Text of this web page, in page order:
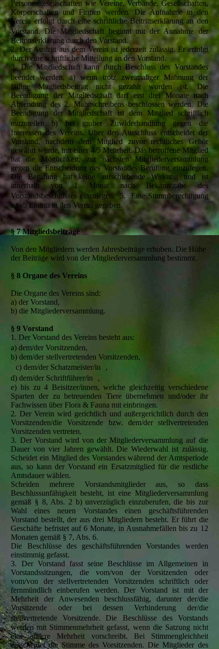
Personengesellschaften wie Vereine, Verbände, Gesellschaften,
Körperschaften und Firmen werden. Die Aufnahme in den
Verein erfolgt durch eine schriftliche Beitrittserklärung an den
Vorstand. Die Mitgliedschaft beginnt mit der Annahme der
Beitrittserklärung durch den Vorstand.
2. Der Austritt aus dem Verein ist jederzeit zulässig. Er erfolgt
durch eine schriftliche Mitteilung an den Vorstand.
3. Die Mitgliedschaft kann durch Beschluss des Vorstandes
beendet werden, a) wenn trotz zweimaliger Mahnung der
fällige Mitgliedsbeitrag nicht gezahlt worden ist. Die
Beendigung der Mitgliedschaft darf erst drei Monate nach
Absendung des 2. Mahnschreibens beschlossen werden. Die
Beendigung der Mitgliedschaft ist dem Mitglied schriftlich
mitzuteilen. b) bei grober Zuwiderhandlung gegen die
Interessen des Vereins. Über den Ausschluss entscheidet der
Vorstand, nachdem dem Mitglied zuvor rechtliches Gehör
gewährt wurde, mit einer 4/5 Mehrheit. Das betroffene Mitglied
hat die Möglichkeit, zur nächsten Mitgliederversammlung
gegen die Entscheidung des Vorstandes Berufung einzulegen.
Die Berufung hat keine aufschiebende Wirkung und ist
innerhalb von 1 Monat nach Bekanntgabe des
Vorstandsbeschlusses einzulegen. 5. Eine Stimmberechtigung
ist ab Eintritt in den Verein gegeben.
§ 7 Mitgliedsbeiträge
Von den Mitgliedern werden Jahresbeiträge erhoben. Die Höhe
der Beiträge wird von der Mitgliederversammlung bestimmt.
§ 8 Organe des Vereins
Die Organe des Vereins sind:
a) der Vorstand,
b) die Mitgliederversammlung.
§ 9 Vorstand
1. Der Vorstand des Vereins besteht aus:
a) dem/der Vorsitzenden,
b) dem/der stellvertretenden Vorsitzenden,
c) dem/der Schatzmeister/in ,
d) dem/der Schriftführer/in ,
e) bis zu 4 Beisitzer/innen, welche gleichzeitig verschiedene
Sparten der zu betreuenden Tiere übernehmen und/oder ihr
Fachwissen über Flora & Fauna mit einbringen.
2. Der Verein wird gerichtlich und außergerichtlich durch den
Vorsitzenden/die Vorsitzende bzw. dem/der stellvertretenden
Vorsitzenden vertreten.
3. Der Vorstand wird von der Mitgliederversammlung auf die
Dauer von vier Jahren gewählt. Die Wiederwahl ist zulässig.
Scheidet ein Mitglied des Vorstandes während der Amtsperiode
aus, so kann der Vorstand ein Ersatzmitglied für die restliche
Amtsdauer wählen.
Scheiden mehrere Vorstandsmitglieder aus, so dass
Beschlussunfähigkeit besteht, ist eine Mitgliederversammlung
gemäß § 8, Abs. 2 b) unverzüglich einzuberufen, die bis zur
Wahl eines neuen Vorstandes einen geschäftsführenden
Vorstand bestellt, der aus drei Mitgliedern besteht. Er führt die
Geschäfte befristet auf 6 Monate, in Ausnahmefällen bis zu 12
Monaten gemäß § 7, Abs. 6.
Die Beschlüsse des geschäftsführenden Vorstandes werden
einstimmig gefasst.
3. Der Vorstand fasst seine Beschlüsse im Allgemeinen in
Vorstandssitzungen, die vom/von der Vorsitzenden oder
vom/von der stellvertretenden Vorsitzenden schriftlich oder
fernmündlich einberufen werden. Der Vorstand ist mit der
Mehrheit der Anwesenden beschlussfähig, darunter der/die
Vorsitzende oder bei dessen Verhinderung der/die
stellvertretende Vorsitzende. Die Beschlüsse des Vorstands
werden mit Stimmenmehrheit gefasst, wenn die Satzung nicht
eine andere Mehrheit vorschreibt. Bei Stimmengleichheit
entscheidet die Stimme des Vorsitzenden. Die Mitglieder des